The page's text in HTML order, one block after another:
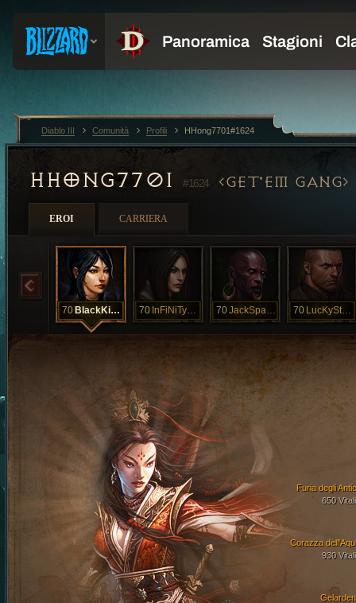
HHONG7701 #1624 GET'EM GANG
EROI CARRIERA
70 BlackKingBar 70 InFiNiTyLuCk 70 JackSparrow 70 LucKyStaRzZz
Corazza
930
Furia degli
650
Diablo III Comunità Profili HHong7701#1624